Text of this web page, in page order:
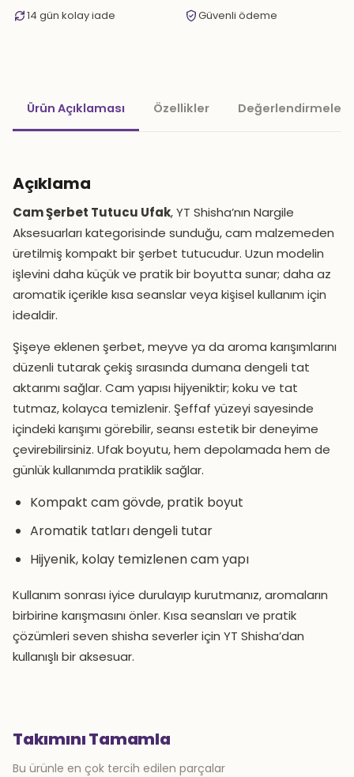
14 gün kolay iade
Güvenli ödeme
Ürün Açıklaması Özellikler Değerlendirmeler
Açıklama
Cam Şerbet Tutucu Ufak, YT Shisha’nın Nargile
Aksesuarları kategorisinde sunduğu, cam malzemeden
üretilmiş kompakt bir şerbet tutucudur. Uzun modelin
işlevini daha küçük ve pratik bir boyutta sunar; daha az
aromatik içerikle kısa seanslar veya kişisel kullanım için
idealdir.
Şişeye eklenen şerbet, meyve ya da aroma karışımlarını
düzenli tutarak çekiş sırasında dumana dengeli tat
aktarımı sağlar. Cam yapısı hijyeniktir; koku ve tat
tutmaz, kolayca temizlenir. Şeffaf yüzeyi sayesinde
içindeki karışımı görebilir, seansı estetik bir deneyime
çevirebilirsiniz. Ufak boyutu, hem depolamada hem de
günlük kullanımda pratiklik sağlar.
Kompakt cam gövde, pratik boyut
Aromatik tatları dengeli tutar
Hijyenik, kolay temizlenen cam yapı
Kullanım sonrası iyice durulayıp kurutmanız, aromaların
birbirine karışmasını önler. Kısa seansları ve pratik
çözümleri seven shisha severler için YT Shisha’dan
kullanışlı bir aksesuar.
Takımını Tamamla
Bu ürünle en çok tercih edilen parçalar